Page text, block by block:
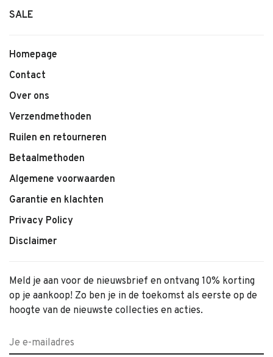
Kenmerken:
• Comfortabele pasvorm
• Zachte kwaliteit
• Geschikt voor dagelijks gebruik
• Makkelijk te combineren
SALE
Homepage
Contact
Over ons
Verzendmethoden
Ruilen en retourneren
Betaalmethoden
Algemene voorwaarden
Garantie en klachten
Privacy Policy
Disclaimer
Meld je aan voor de nieuwsbrief en ontvang 10% korting
op je aankoop! Zo ben je in de toekomst als eerste op de
hoogte van de nieuwste collecties en acties.